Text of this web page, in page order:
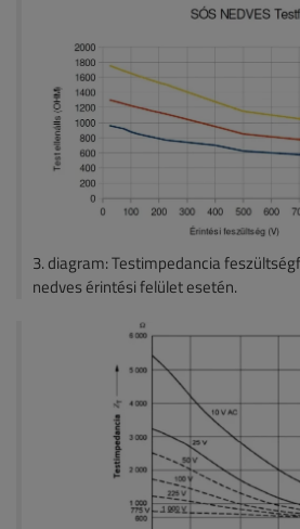
3. diagram: Testimpedancia
nedves érintési felület esetén.